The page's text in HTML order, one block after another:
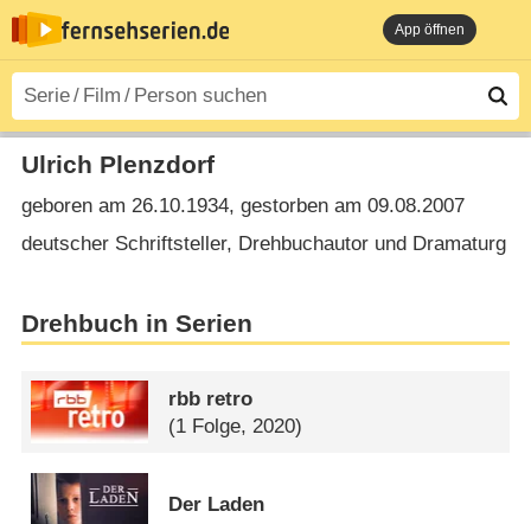
App öffnen
Ulrich Plenzdorf
geboren am 26.10.1934, gestorben am 09.08.2007
deutscher Schriftsteller, Drehbuchautor und Dramaturg
Drehbuch in Serien
rbb retro
(1 Folge, 2020)
Der Laden